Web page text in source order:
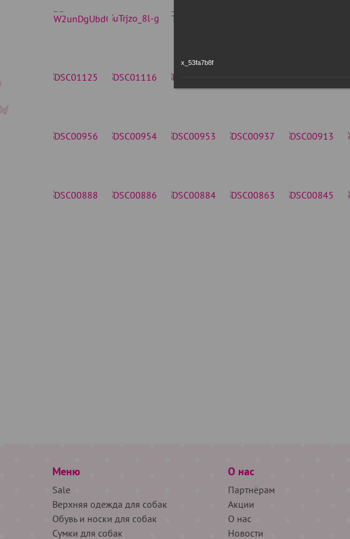
Меню
Sale
Верхняя одежда для собак
Обувь и носки для собак
Сумки для собак
О нас
Партнёрам
Акции
О нас
Новости
x_53fa7b8f